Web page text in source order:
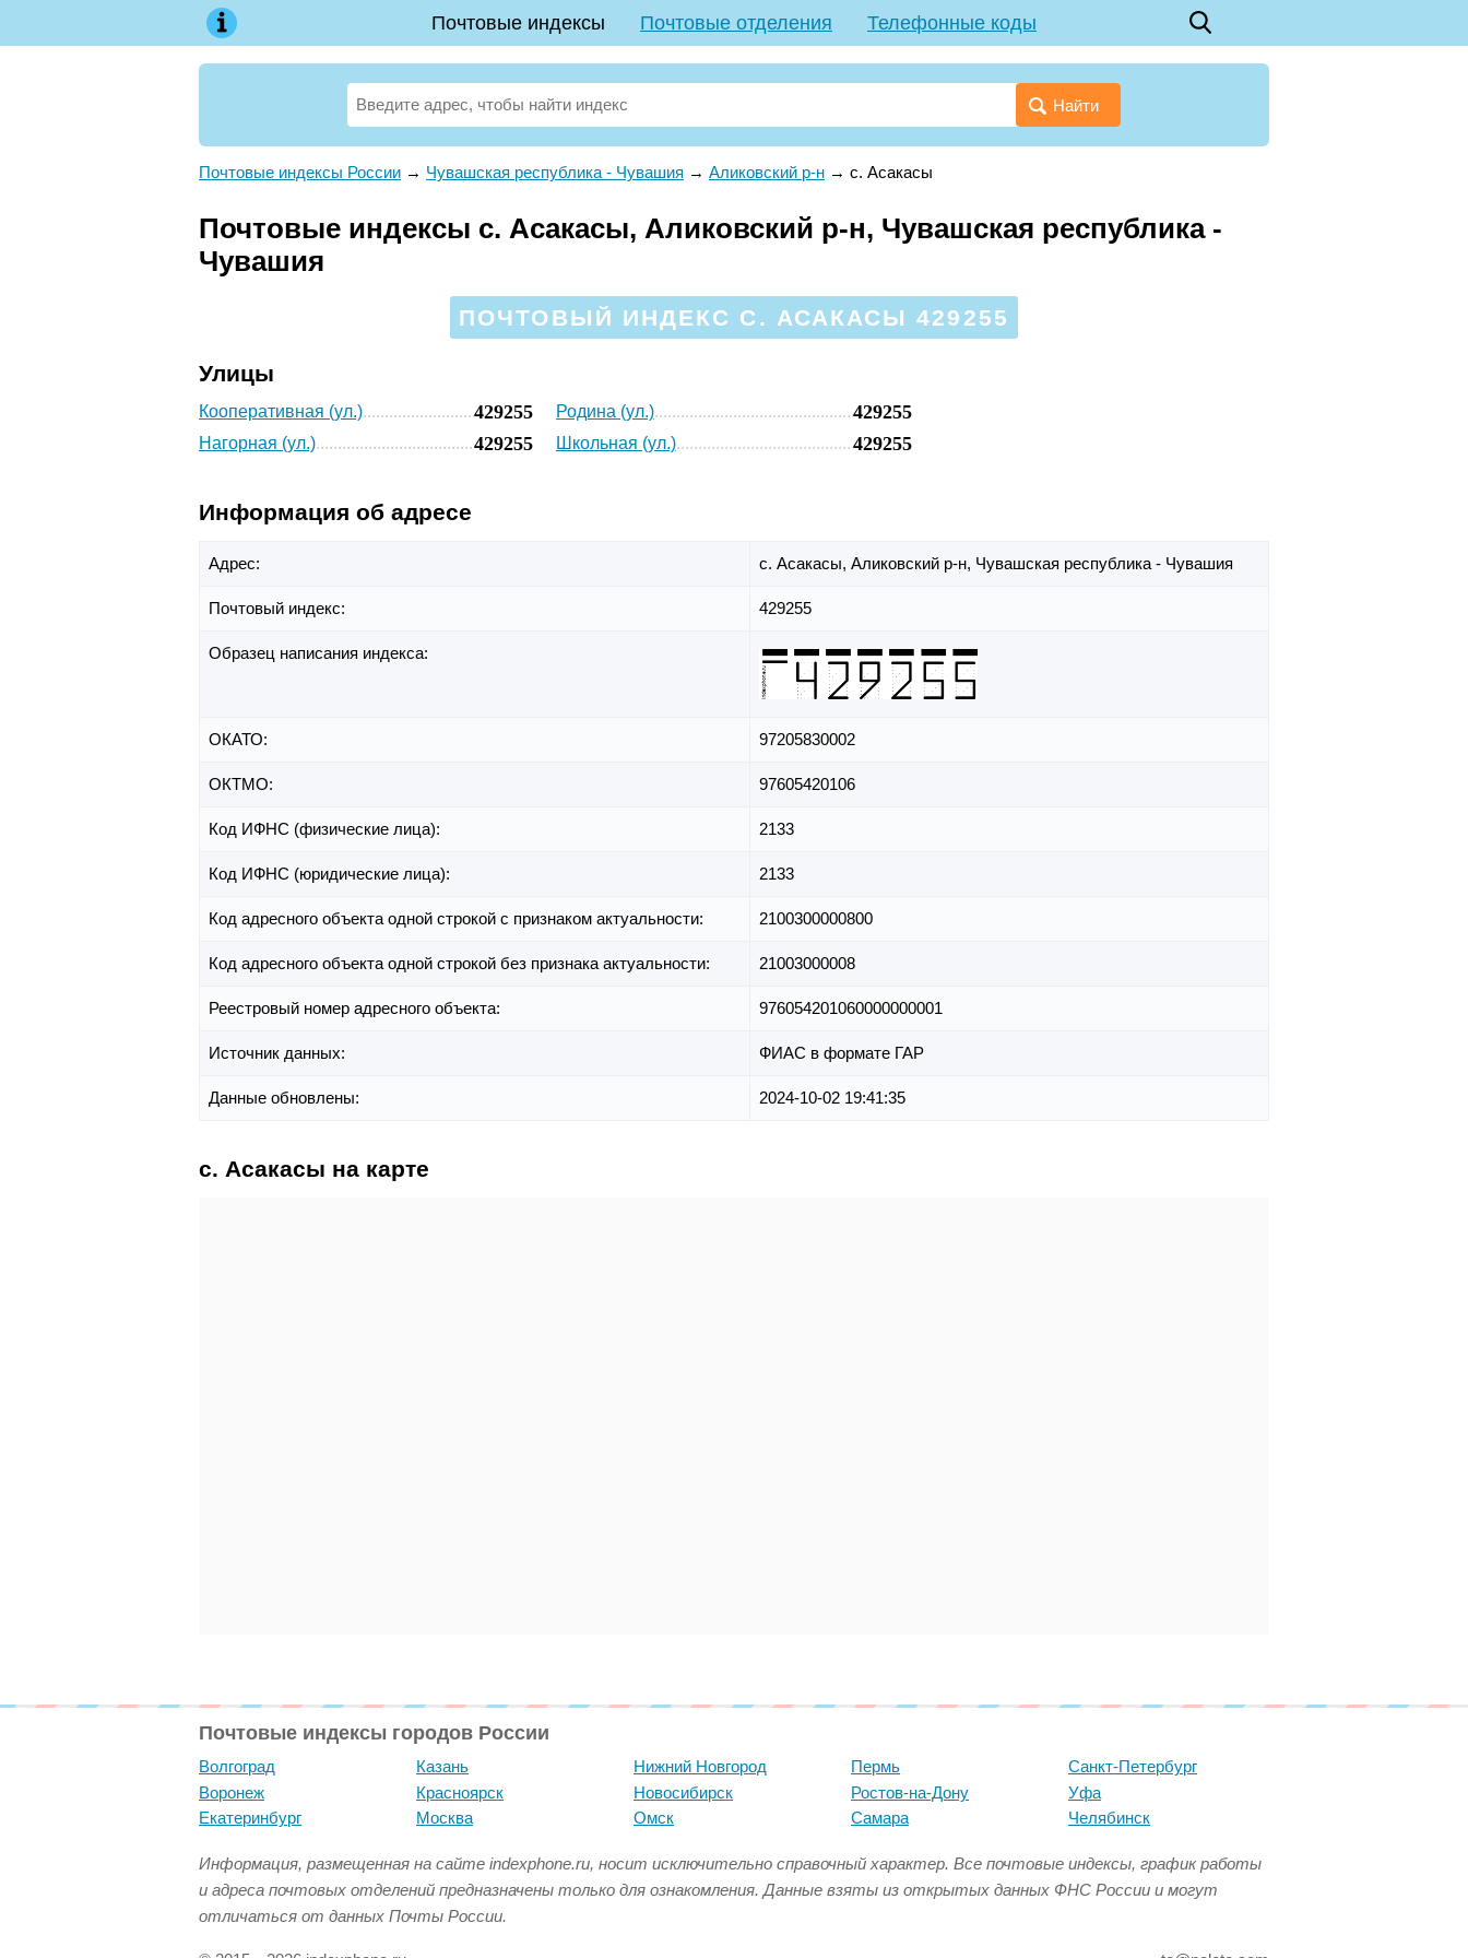
Почтовые индексы Почтовые отделения Телефонные коды
Найти
Почтовые индексы России → Чувашская республика - Чувашия → Аликовский р-н → с. Асакасы
Почтовые индексы с. Асакасы, Аликовский р-н, Чувашская республика -
Чувашия
ПОЧТОВЫЙ ИНДЕКС С. АСАКАСЫ 429255
Улицы
Кооперативная (ул.) 429255
Нагорная (ул.) 429255
Родина (ул.) 429255
Школьная (ул.) 429255
Информация об адресе
Адрес: с. Асакасы, Аликовский р-н, Чувашская республика - Чувашия
Почтовый индекс: 429255
Образец написания индекса:
ОКАТО: 97205830002
ОКТМО: 97605420106
Код ИФНС (физические лица): 2133
Код ИФНС (юридические лица): 2133
Код адресного объекта одной строкой с признаком актуальности: 2100300000800
Код адресного объекта одной строкой без признака актуальности: 21003000008
Реестровый номер адресного объекта: 976054201060000000001
Источник данных: ФИАС в формате ГАР
Данные обновлены: 2024-10-02 19:41:35
с. Асакасы на карте
Почтовые индексы городов России
Волгоград
Воронеж
Екатеринбург
Казань
Красноярск
Москва
Нижний Новгород
Новосибирск
Омск
Пермь
Ростов-на-Дону
Самара
Санкт-Петербург
Уфа
Челябинск
Информация, размещенная на сайте indexphone.ru, носит исключительно справочный характер. Все почтовые индексы, график работы
и адреса почтовых отделений предназначены только для ознакомления. Данные взяты из открытых данных ФНС России и могут
отличаться от данных Почты России.